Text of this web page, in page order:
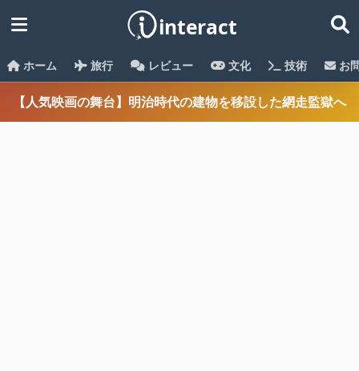
ホーム 旅行 レビュー 文化 技術 お
【人気映画の舞台】明治時代の建物を移設した網走監獄へ